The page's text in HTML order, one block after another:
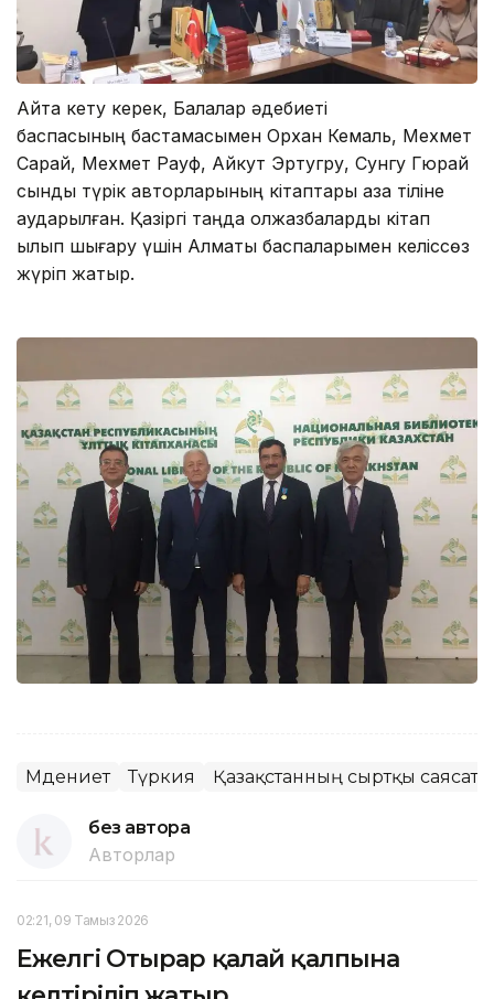
Айта кету керек, Балалар әдебиеті
баспасының бастамасымен Орхан Кемаль, Мехмет
Сарай, Мехмет Рауф, Айкут Эртугру, Сунгу Гюрай
сынды түрік авторларының кітаптары қазақ тіліне
аударылған. Қазіргі таңда қолжазбаларды кітап
қылып шығару үшін Алматы баспаларымен келіссөз
жүріп жатыр.
Мәдениет Түркия Қазақстанның сыртқы саясаты
без автора
Авторлар
02:21, 09 Тамыз 2026
Ежелгі Отырар қалай қалпына